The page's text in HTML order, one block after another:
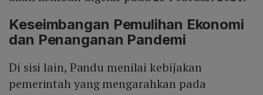
Keseimbangan Pemulihan Ekonomi
dan Penanganan Pandemi
Di sisi lain, Pandu menilai kebijakan
pemerintah yang mengarahkan pada